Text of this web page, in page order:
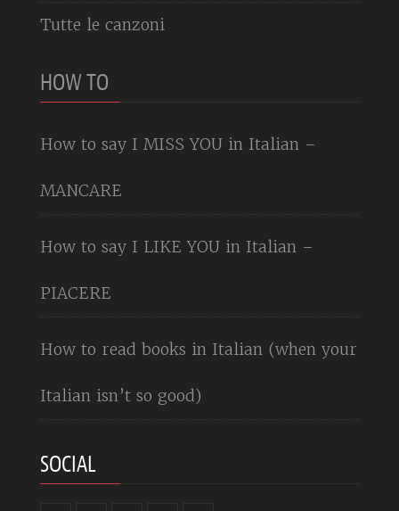
Tutte le canzoni
HOW TO
How to say I MISS YOU in Italian –
MANCARE
How to say I LIKE YOU in Italian –
PIACERE
How to read books in Italian (when your
Italian isn’t so good)
SOCIAL